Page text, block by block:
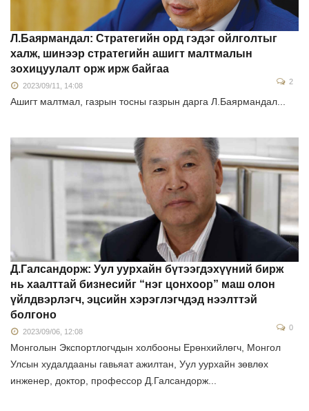
Л.Баярмандал: Стратегийн орд гэдэг ойлголтыг
халж, шинээр стратегийн ашигт малтмалын
зохицуулалт орж ирж байгаа
2023/09/11, 14:08 2
Ашигт малтмал, газрын тосны газрын дарга Л.Баярмандал...
Д.Галсандорж: Уул уурхайн бүтээгдэхүүний бирж
нь хаалттай бизнесийг “нэг цонхоор” маш олон
үйлдвэрлэгч, эцсийн хэрэглэгчдэд нээлттэй
болгоно
2023/09/06, 12:08 0
Монголын Экспортлогчдын холбооны Ерөнхийлөгч, Монгол
Улсын худалдааны гавьяат ажилтан, Уул уурхайн зөвлөх
инженер, доктор, профессор Д.Галсандорж...